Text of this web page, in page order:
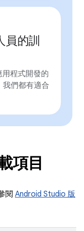
員的訓
程式開發的
們都有適合
項目
閱 Android Studio 版